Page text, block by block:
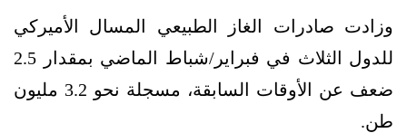
وزادت صادرات الغاز الطبيعي المسال الأميركي
للدول الثلاث في فبراير/شباط الماضي بمقدار 2.5
ضعف عن الأوقات السابقة، مسجلة نحو 3.2 مليون
طن.